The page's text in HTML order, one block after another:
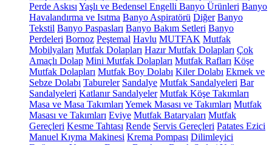
Perde Askısı Yaşlı ve Bedensel Engelli Banyo Ürünleri Banyo
Havalandırma ve Isıtma Banyo Aspiratörü Diğer Banyo
Tekstil Banyo Paspasları Banyo Bakım Setleri Banyo
Perdeleri Bornoz Peştemal Havlu MUTFAK Mutfak
Mobilyaları Mutfak Dolapları Hazır Mutfak Dolapları Çok
Amaçlı Dolap Mini Mutfak Dolapları Mutfak Rafları Köşe
Mutfak Dolapları Mutfak Boy Dolabı Kiler Dolabı Ekmek ve
Sebze Dolabı Tabureler Sandalye Mutfak Sandalyeleri Bar
Sandalyeleri Katlanır Sandalyeler Mutfak Köşe Takımları
Masa ve Masa Takımları Yemek Masası ve Takımları Mutfak
Masası ve Takımları Eviye Mutfak Bataryaları Mutfak
Gereçleri Kesme Tahtası Rende Servis Gereçleri Patates Ezici
Manuel Kıyma Makinesi Krema Pompası Dilimleyici